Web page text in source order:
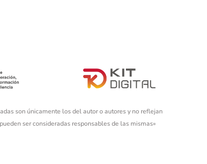
son únicamente los del autor o autores y no reflejan
ser consideradas responsables de las mismas»